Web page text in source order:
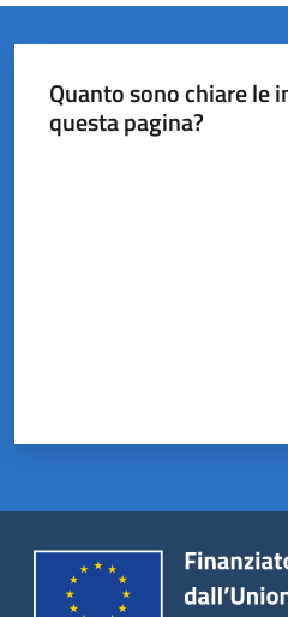
Tutti
gli
Quanto sono chiare le
questa pagina?